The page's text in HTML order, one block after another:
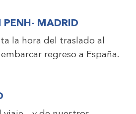
MADRID
la hora del traslado al
regreso a España.